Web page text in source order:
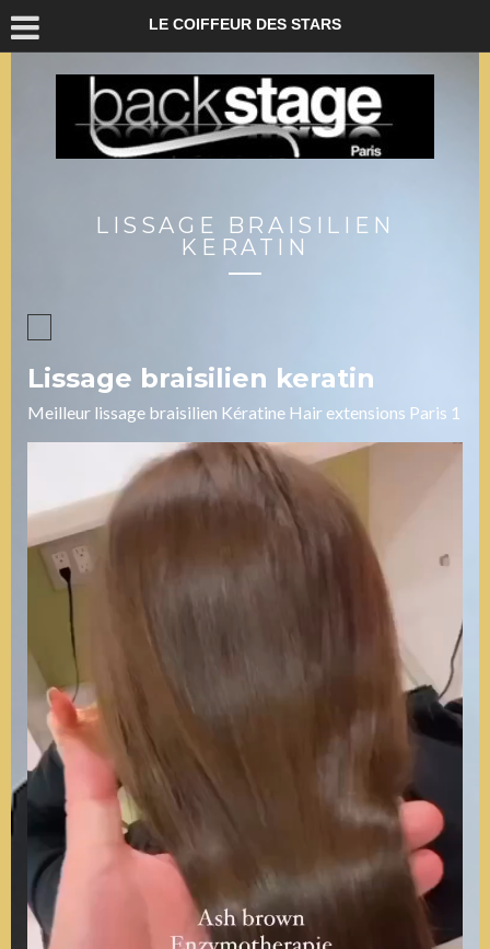
LE COIFFEUR DES STARS
LISSAGE BRAISILIEN
KERATIN
Lissage braisilien keratin
Meilleur lissage braisilien Kératine Hair extensions Paris 1